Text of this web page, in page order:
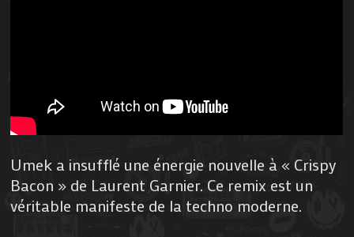
Umek a insufflé une énergie nouvelle à « Crispy
Bacon » de Laurent Garnier. Ce remix est un
véritable manifeste de la techno moderne.